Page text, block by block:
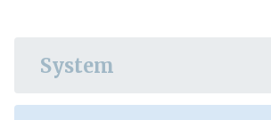
System